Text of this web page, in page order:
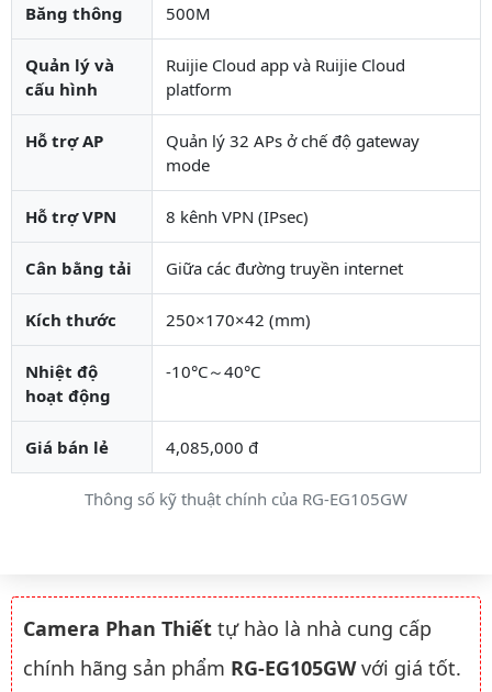
Thông số kỹ thuật chính của RG-EG105GW
Băng thông 500M
Quản lý và
cấu hình
Ruijie Cloud app và Ruijie Cloud
platform
Hỗ trợ AP
Quản lý 32 APs ở chế độ gateway
mode
Hỗ trợ VPN 8 kênh VPN (IPsec)
Cân bằng tải Giữa các đường truyền internet
Kích thước 250×170×42 (mm)
Nhiệt độ
hoạt động
-10°C～40°C
Giá bán lẻ 4,085,000 đ
Camera Phan Thiết tự hào là nhà cung cấp
chính hãng sản phẩm RG-EG105GWvới giá tốt.